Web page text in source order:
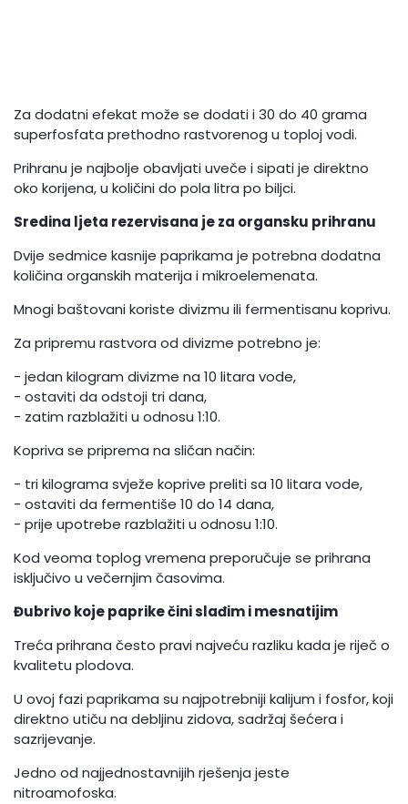
Za dodatni efekat može se dodati i 30 do 40 grama
superfosfata prethodno rastvorenog u toploj vodi.
Prihranu je najbolje obavljati uveče i sipati je direktno
oko korijena, u količini do pola litra po biljci.
Sredina ljeta rezervisana je za organsku prihranu
Dvije sedmice kasnije paprikama je potrebna dodatna
količina organskih materija i mikroelemenata.
Mnogi baštovani koriste divizmu ili fermentisanu koprivu.
Za pripremu rastvora od divizme potrebno je:
- jedan kilogram divizme na 10 litara vode,
- ostaviti da odstoji tri dana,
- zatim razblažiti u odnosu 1:10.
Kopriva se priprema na sličan način:
- tri kilograma svježe koprive preliti sa 10 litara vode,
- ostaviti da fermentiše 10 do 14 dana,
- prije upotrebe razblažiti u odnosu 1:10.
Kod veoma toplog vremena preporučuje se prihrana
isključivo u večernjim časovima.
Đubrivo koje paprike čini slađim i mesnatijim
Treća prihrana često pravi najveću razliku kada je riječ o
kvalitetu plodova.
U ovoj fazi paprikama su najpotrebniji kalijum i fosfor, koji
direktno utiču na debljinu zidova, sadržaj šećera i
sazrijevanje.
Jedno od najjednostavnijih rješenja jeste
nitroamofoska.